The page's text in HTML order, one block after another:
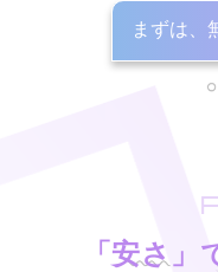
まずは、
「安さ